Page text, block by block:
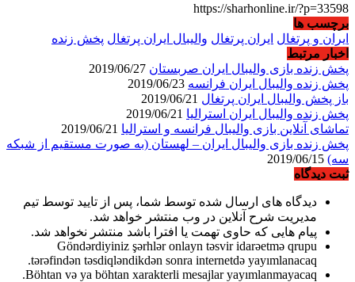
https://sharhonline.ir/?p=33598
برچسب ها
ایران و پرتغال ایران پرتغال والیبال ایران پرتغال پخش زنده
اخبار مرتبط
پخش زنده بازی والیبال ایران صربستان
پخش زنده والیبال ایران فرانسه
باز پخش والیبال ایران پرتغال
پخش زنده والیبال ایران استرالیا
تماشای آنلاین بازی والیبال فرانسه و استرالیا
پخش زنده بازی والیبال ایران – لهستان (به صورت مستقیم از شبکه
سه)
ثبت دیدگاه
دیدگاه های ارسال شده توسط شما، پس از تایید توسط تیم
مدیریت شرح آنلاین در وب منتشر خواهد شد.
پیام هایی که حاوی تهمت یا افترا باشد منتشر نخواهد شد.
Göndərdiyiniz şərhlər onlayn təsvir idarəetmə qrupu
tərəfindən təsdiqləndikdən sonra internetdə yayımlanacaq.
Böhtan və ya böhtan xarakterli mesajlar yayımlanmayacaq.